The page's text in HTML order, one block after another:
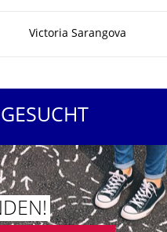
Victoria Sarangova